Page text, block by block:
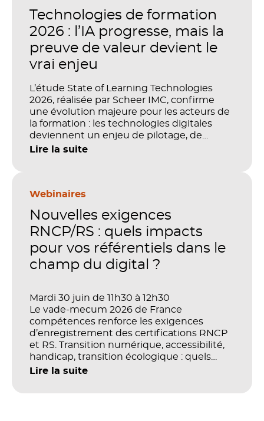
Technologies de formation
2026 : l’IA progresse, mais la
preuve de valeur devient le
vrai enjeu
L’étude State of Learning Technologies
2026, réalisée par Scheer IMC, confirme
une évolution majeure pour les acteurs de
la formation : les technologies digitales
deviennent un enjeu de pilotage, de
performance et de preuve de valeur. IA,
stratégique. Mais comment démontrer
investissements sur les compétences, la
productivité et la performance des
Lire la suite
Webinaires
Nouvelles exigences
RNCP/RS : quels impacts
pour vos référentiels dans le
champ du digital ?
Mardi 30 juin de 11h30 à 12h30
Le vade-mecum 2026 de France
compétences renforce les exigences
d’enregistrement des certifications RNCP
et RS. Transition numérique, accessibilité,
handicap, transition écologique : quels
impacts concrets pour les référentiels dans
Lire la suite